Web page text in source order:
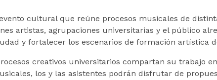
cultural que reúne procesos musicales de
artistas, agrupaciones universitarias y el público
y fortalecer los escenarios de formación artística
creativos universitarios compartan su trabajo
los y las asistentes podrán disfrutar de